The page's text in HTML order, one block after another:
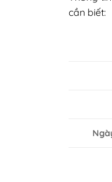
cần biết: